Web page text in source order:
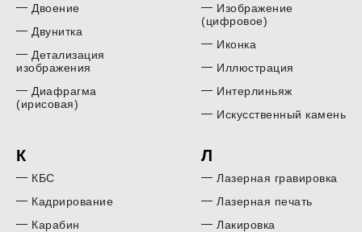
Двоение
Двунитка
Детализация
изображения
Диафрагма
(ирисовая)
Изображение
(цифровое)
Иконка
Иллюстрация
Интерлиньяж
Искусственный камень
К
КБС
Кадрирование
Карабин
Л
Лазерная гравировка
Лазерная печать
Лакировка